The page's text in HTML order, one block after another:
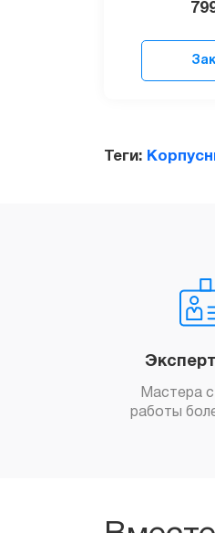
Теги:
Мастера
работы